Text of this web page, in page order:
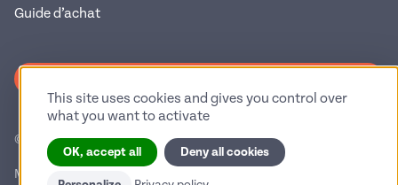
Guide d’achat
© 2026 Pop Industrie – Tous droits réservés
Mentions légales
This site uses cookies and gives you control over
what you want to activate
OK, accept all Deny all cookies